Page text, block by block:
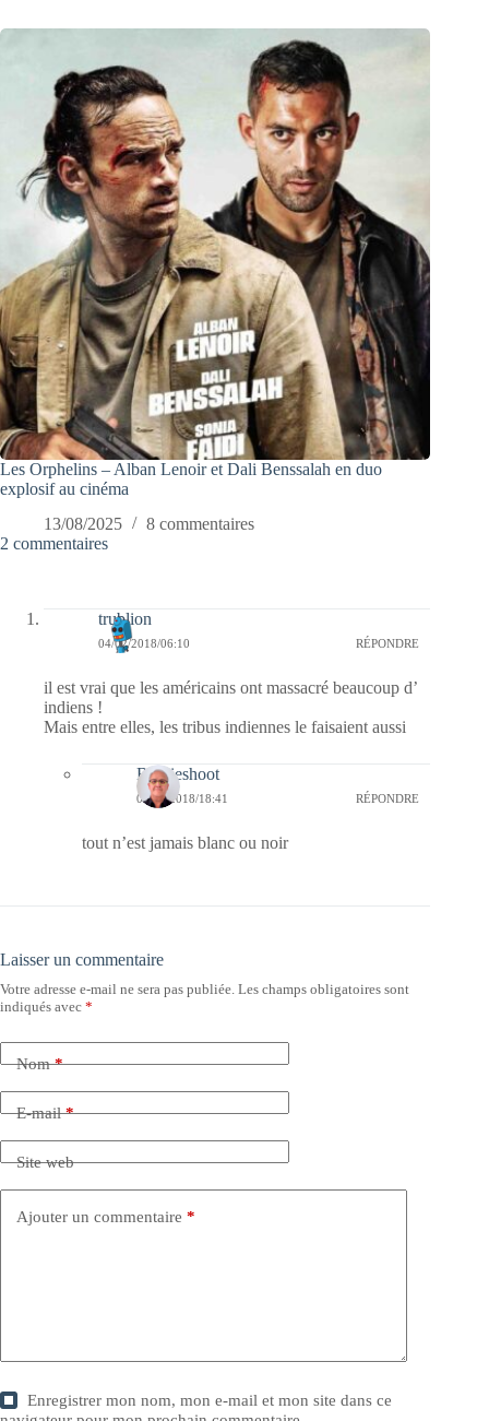
Les Orphelins – Alban Lenoir et Dali Benssalah en duo
explosif au cinéma
13/08/2025
8 commentaires
2 commentaires
trublion
04/02/2018/06:10 RÉPONDRE
il est vrai que les américains ont massacré beaucoup d’
indiens !
Mais entre elles, les tribus indiennes le faisaient aussi
Bernieshoot
05/02/2018/18:41 RÉPONDRE
tout n’est jamais blanc ou noir
Laisser un commentaire
Votre adresse e-mail ne sera pas publiée. Les champs obligatoires sont
indiqués avec *
Nom*
E-mail*
Site web
Ajouter un commentaire *
Enregistrer mon nom, mon e-mail et mon site dans ce